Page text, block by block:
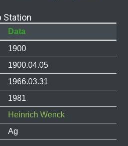
Station
Data
1900
1900.04.05
1966.03.31
1981
Heinrich Wenck
Ag